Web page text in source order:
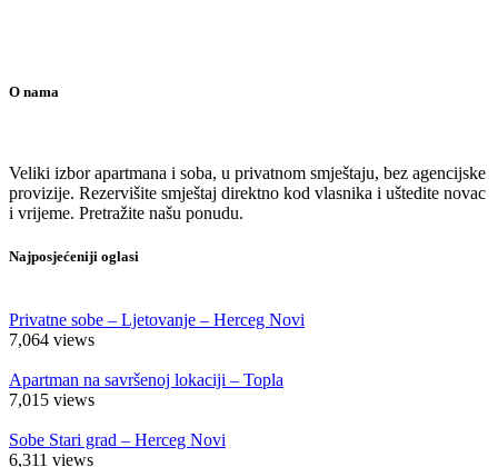
O nama
Veliki izbor apartmana i soba, u privatnom smještaju, bez agencijske
provizije. Rezervišite smještaj direktno kod vlasnika i uštedite novac
i vrijeme. Pretražite našu ponudu.
Najposjećeniji oglasi
Privatne sobe – Ljetovanje – Herceg Novi
7,064 views
Apartman na savršenoj lokaciji – Topla
7,015 views
Sobe Stari grad – Herceg Novi
6,311 views